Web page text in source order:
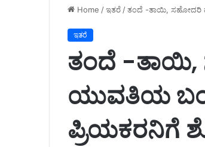
Home / ಇತರೆ / ತಂದೆ -ತಾಯಿ, ಸಹೋದರಿ
ಇತರೆ
ತಂದೆ -ತಾಯಿ,
ಯುವತಿಯ
ಪ್ರಿಯಕರನಿಗೆ